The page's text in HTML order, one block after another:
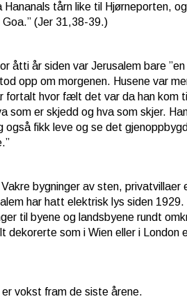
tårn like til Hjørneporten,
(Jer 31,38-39.)
åtti år siden var Jerusalem bare ”en
opp om morgenen. Husene var
fortalt hvor fælt det var da han kom
som er skjedd og hva som skjer.
fikk leve og se det
bygninger av sten, privatvillaer
har hatt elektrisk lys siden
til byene og landsbyene rundt
som i Wien eller i London
vokst fram de siste årene.